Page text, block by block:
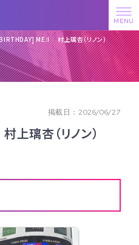
ME:I 村上璃杏（リノン）
掲載日：2026/06/27
璃杏（リノン）